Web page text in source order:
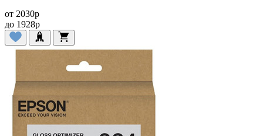
от 2030p
до 1928p